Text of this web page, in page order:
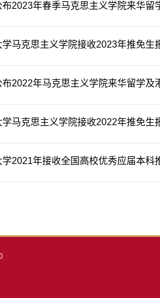
布2023年春季马克思主义学院来华
学马克思主义学院接收2023年推免生
布2022年马克思主义学院来华留学
学马克思主义学院接收2022年推免生
学2021年接收全国高校优秀应届本科